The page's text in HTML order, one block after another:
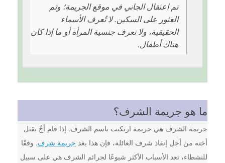
تم اعتقال الجاني في موقع الجريمة؛ وتم
العثور على السكين. لا تُعرف الأسماء
الحقيقية، ولا نعرف جنسية المرأة أو ما إذا كان
هناك أطفال.
ما هو جريمة الشرف؟
جريمة الشرف هي جريمة ارتكبت باسم الشرف. إذا قام أخٌ بقتل
أخته من أجل إنقاذ شرف العائلة، فإن هذا يعد جريمة شرف. وفقًا
للنشطاء، تعد الأسباب الأكثر شيوعًا لجرائم الشرف هي على سبيل